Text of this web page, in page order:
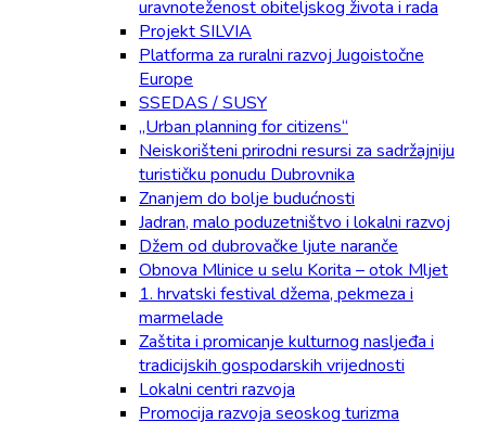
uravnoteženost obiteljskog života i rada
Projekt SILVIA
Platforma za ruralni razvoj Jugoistočne
Europe
SSEDAS / SUSY
„Urban planning for citizens“
Neiskorišteni prirodni resursi za sadržajniju
turističku ponudu Dubrovnika
Znanjem do bolje budućnosti
Jadran, malo poduzetništvo i lokalni razvoj
Džem od dubrovačke ljute naranče
Obnova Mlinice u selu Korita – otok Mljet
1. hrvatski festival džema, pekmeza i
marmelade
Zaštita i promicanje kulturnog nasljeđa i
tradicijskih gospodarskih vrijednosti
Lokalni centri razvoja
Promocija razvoja seoskog turizma